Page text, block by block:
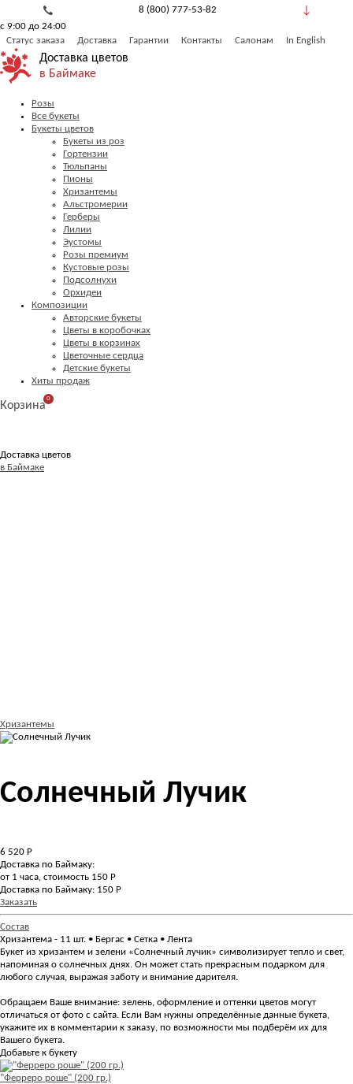
8 (800) 777-53-82
с 9:00 до 24:00
Статус заказа
Доставка Гарантии Контакты Салонам In English
Доставка цветов
в Баймаке
Розы
Все букеты
Букеты цветов
Букеты из роз
Гортензии
Тюльпаны
Пионы
Хризантемы
Альстромерии
Герберы
Лилии
Эустомы
Розы премиум
Кустовые розы
Подсолнухи
Орхидеи
Композиции
Авторские букеты
Цветы в коробочках
Цветы в корзинах
Цветочные сердца
Детские букеты
Хиты продаж
Корзина
0
Доставка цветов
в Баймаке
Хризантемы
Солнечный Лучик
6 520 Р
Доставка по Баймаку:
от 1 часа, стоимость 150 Р
Доставка по Баймаку: 150 Р
Заказать
Состав
Хризантема - 11 шт. • Бергас • Сетка • Лента
Букет из хризантем и зелени «Солнечный лучик» символизирует тепло и свет,
напоминая о солнечных днях. Он может стать прекрасным подарком для
любого случая, выражая заботу и внимание дарителя.
Обращаем Ваше внимание: зелень, оформление и оттенки цветов могут
отличаться от фото с сайта. Если Вам нужны определённые данные букета,
укажите их в комментарии к заказу, по возможности мы подберём их для
Вашего букета.
Добавьте к букету
"Ферреро роше" (200 гр.)